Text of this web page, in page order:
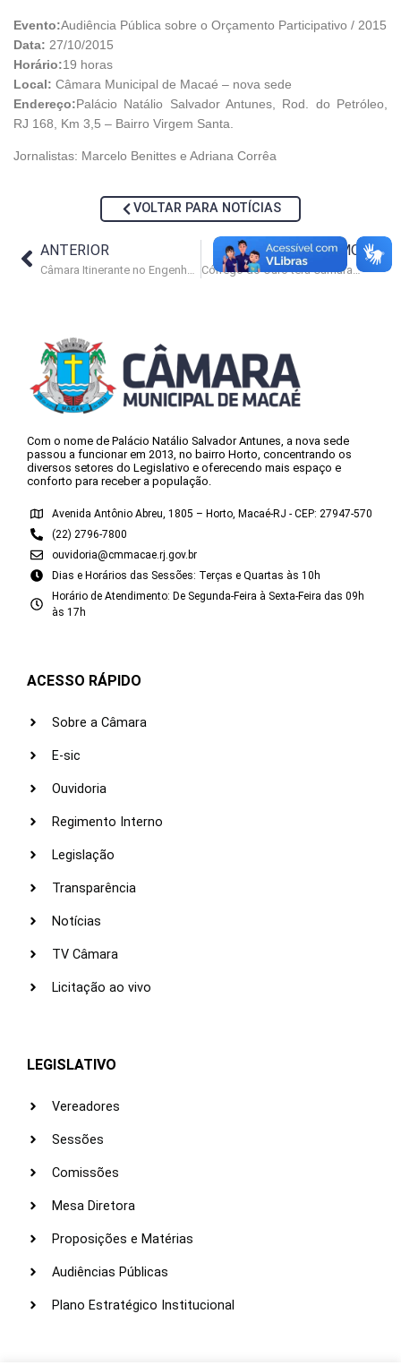
Evento:Audiência Pública sobre o Orçamento Participativo / 2015
Data: 27/10/2015
Horário:19 horas
Local: Câmara Municipal de Macaé – nova sede
Endereço:Palácio Natálio Salvador Antunes, Rod. do Petróleo,
RJ 168, Km 3,5 – Bairro Virgem Santa.
Jornalistas: Marcelo Benittes e Adriana Corrêa
VOLTAR PARA NOTÍCIAS
ANTERIOR PRÓXIMO
Córrego do Ouro terá Câmara Itinerante nesta quinta-feira (29)
Com o nome de Palácio Natálio Salvador Antunes, a nova sede
passou a funcionar em 2013, no bairro Horto, concentrando os
diversos setores do Legislativo e oferecendo mais espaço e
conforto para receber a população.
Avenida Antônio Abreu, 1805 – Horto, Macaé-RJ - CEP: 27947-570
(22) 2796-7800
ouvidoria@cmmacae.rj.gov.br
Dias e Horários das Sessões: Terças e Quartas às 10h
Horário de Atendimento: De Segunda-Feira à Sexta-Feira das 09h
às 17h
ACESSO RÁPIDO
Sobre a Câmara
E-sic
Ouvidoria
Regimento Interno
Legislação
Transparência
Notícias
TV Câmara
Licitação ao vivo
LEGISLATIVO
Vereadores
Sessões
Comissões
Mesa Diretora
Proposições e Matérias
Audiências Públicas
Plano Estratégico Institucional